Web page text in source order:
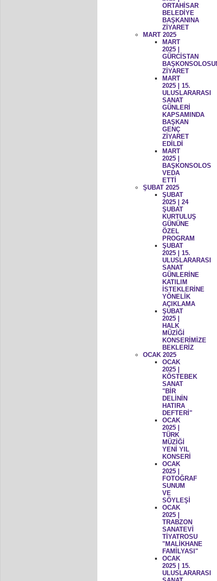
ORTAHİSAR
BELEDİYE
BAŞKANINA
ZİYARET
MART 2025
MART
2025 |
GÜRCİSTAN
ZİYARET
MART
2025 | 15.
ULUSLARARASI
SANAT
GÜNLERİ
KAPSAMINDA
BAŞKAN
GENÇ
ZİYARET
EDİLDİ
MART
2025 |
BAŞKONSOLOS
VEDA
ETTİ
ŞUBAT 2025
ŞUBAT
2025 | 24
ŞUBAT
KURTULUŞ
GÜNÜNE
ÖZEL
PROGRAM
ŞUBAT
2025 | 15.
ULUSLARARASI
SANAT
GÜNLERİNE
KATILIM
İSTEKLERİNE
YÖNELİK
AÇIKLAMA
ŞUBAT
2025 |
HALK
MÜZİĞİ
KONSERİMİZE
BEKLERİZ
OCAK 2025
OCAK
2025 |
KÖSTEBEK
SANAT
"BİR
DELİNİN
HATIRA
DEFTERİ"
OCAK
2025 |
TÜRK
MÜZİĞİ
YENİ YIL
KONSERİ
OCAK
2025 |
FOTOĞRAF
SUNUM
VE
SÖYLEŞİ
OCAK
2025 |
TRABZON
SANATEVİ
TİYATROSU
"MALİKHANE
FAMİLYASI"
OCAK
2025 | 15.
ULUSLARARASI